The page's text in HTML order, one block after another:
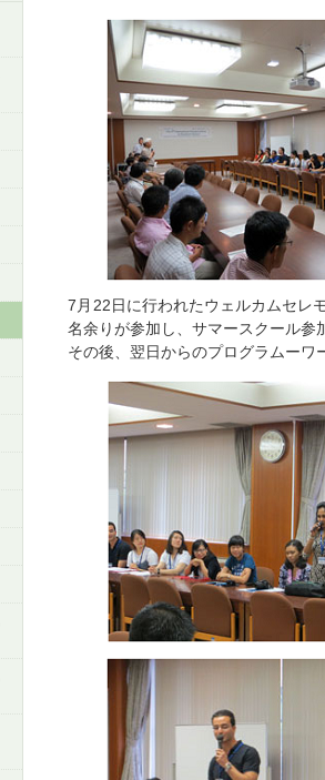
7月22日に行われたウェルカムセレ
名余りが参加し、サマースクール
その後、翌日からのプログラムー